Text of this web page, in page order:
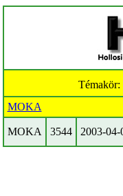
Témakör:
MOKA
MOKA 3544 2003-04-